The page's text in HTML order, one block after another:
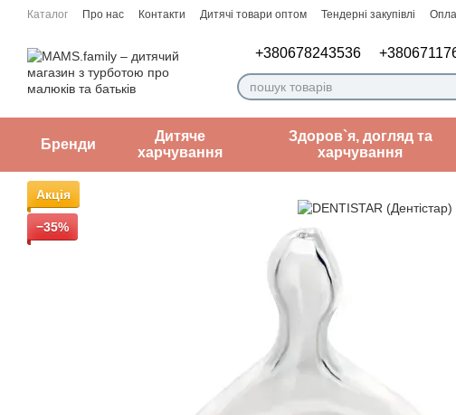
Перейти до основного контенту
Каталог Про нас Контакти Дитячі товари оптом Тендерні закупівлі
+380678243536
Бренди
Дитяче
харчування
Здоров`я, догляд та
харчування
Акція
−35%